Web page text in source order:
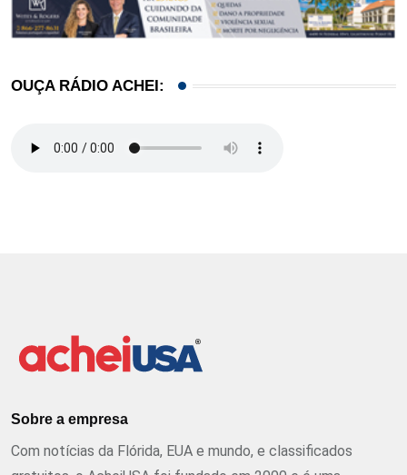
OUÇA RÁDIO ACHEI:
Sobre a empresa
Com notícias da Flórida, EUA e mundo, e classificados